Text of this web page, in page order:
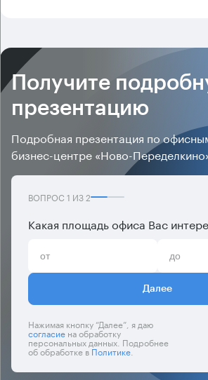
Получите
презентацию
Подробная презентация по
бизнес-центре «Ново-
ВОПРОС 1 ИЗ2
Какая площадь офиса Вас
Далее
Нажимая кнопку “Далее”, я даю
согласиена обработку
персональных данных. Подробнее
об обработке вПолитике.